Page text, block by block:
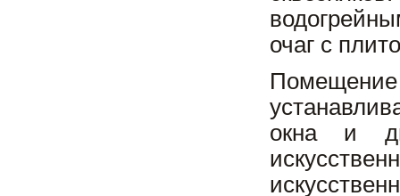
очаг с
окна и